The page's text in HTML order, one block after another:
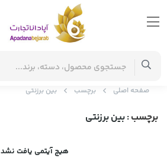
صفحه اصلی برچسب بین برزنتی
برچسب: بین برزنتی
هیچ آیتمی یافت نشد